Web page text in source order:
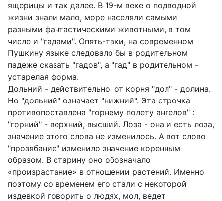
ящерицы и так далее. В 19-м веке о подводной
жизни знали мало, море населяли самыми
разными фантастическими животными, в том
числе и "гадами". Опять-таки, на современном
Пушкину языке следовало бы в родительном
падеже сказать "гадов", а "гад" в родительном -
устарелая форма.
Дольний - действительно, от корня "дол" - долина.
Но "дольний" означает "нижний". Эта строчка
противопоставлена "горнему полету ангелов" :
"горний" - верхний, высший. Лоза - она и есть лоза,
значение этого слова не изменилось. А вот слово
"прозябание" изменило значение коренным
образом. В старину оно обозначало
«произрастание» в отношении растений. Именно
поэтому со временем его стали с некоторой
издевкой говорить о людях, мол, ведет